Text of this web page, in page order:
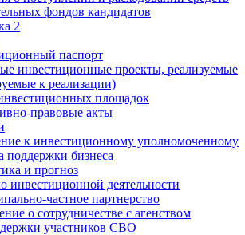
фондов кандидатов
2
паспорт
инвестиционные проекты, реализуемые
к реализации)
площадок
правовые акты
к инвестиционному уполномоченному
поддержки бизнеса
и прогноз
инвестиционной деятельности
частное партнерство
о сотрудничестве с агенством
участников СВО